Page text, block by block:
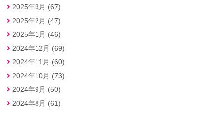
2025年3月 (67)
2025年2月 (47)
2025年1月 (46)
2024年12月 (69)
2024年11月 (60)
2024年10月 (73)
2024年9月 (50)
2024年8月 (61)